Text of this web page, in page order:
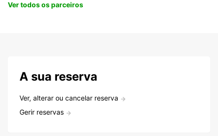
Ver todos os parceiros
A sua reserva
Ver, alterar ou cancelar reserva
Gerir reservas